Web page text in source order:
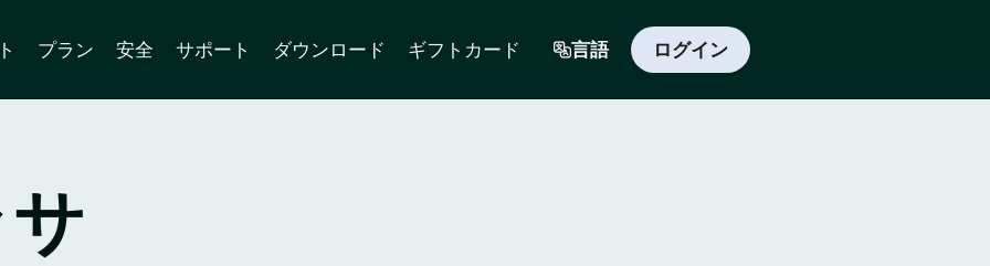
プラン 安全 サポート ダウンロード ギフトカード 言語 ログイン